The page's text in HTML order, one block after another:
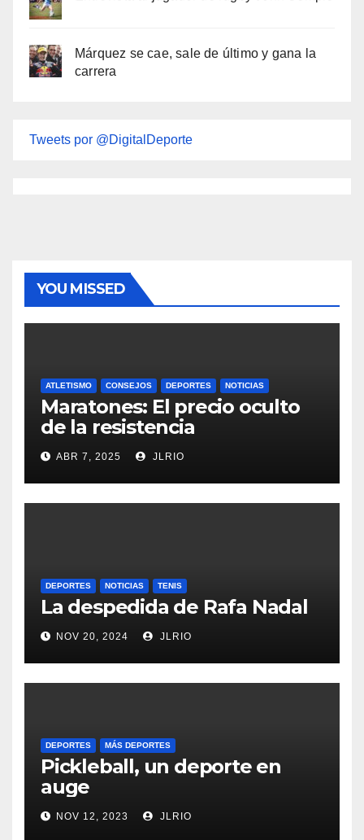
Márquez se cae, sale de último y gana la
carrera
Tweets por @DigitalDeporte
YOU MISSED
ATLETISMO CONSEJOS DEPORTES NOTICIAS
Maratones: El precio oculto
de la resistencia
ABR 7, 2025 JLRIO
DEPORTES NOTICIAS TENIS
La despedida de Rafa Nadal
NOV 20, 2024 JLRIO
DEPORTES MÁS DEPORTES
Pickleball, un deporte en
auge
NOV 12, 2023 JLRIO